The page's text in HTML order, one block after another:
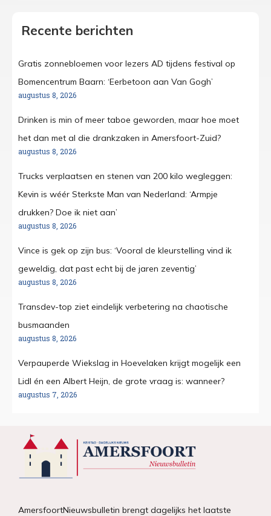
Recente berichten
Gratis zonnebloemen voor lezers AD tijdens festival op
Bomencentrum Baarn: ‘Eerbetoon aan Van Gogh’
augustus 8, 2026
Drinken is min of meer taboe geworden, maar hoe moet
het dan met al die drankzaken in Amersfoort-Zuid?
augustus 8, 2026
Trucks verplaatsen en stenen van 200 kilo wegleggen:
Kevin is wéér Sterkste Man van Nederland: ‘Armpje
drukken? Doe ik niet aan’
augustus 8, 2026
Vince is gek op zijn bus: ‘Vooral de kleurstelling vind ik
geweldig, dat past echt bij de jaren zeventig’
augustus 8, 2026
Transdev-top ziet eindelijk verbetering na chaotische
busmaanden
augustus 8, 2026
Verpauperde Wiekslag in Hoevelaken krijgt mogelijk een
Lidl én een Albert Heijn, de grote vraag is: wanneer?
augustus 7, 2026
AmersfoortNieuwsbulletin brengt dagelijks het laatste